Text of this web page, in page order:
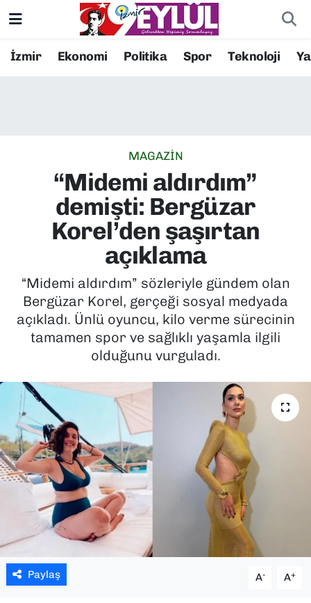
İzmir Ekonomi Politika Spor Teknoloji
MAGAZİN
“Midemi aldırdım”
demişti: Bergüzar
Korel’den şaşırtan
açıklama
“Midemi aldırdım” sözleriyle gündem olan
Bergüzar Korel, gerçeği sosyal medyada
açıkladı. Ünlü oyuncu, kilo verme sürecinin
tamamen spor ve sağlıklı yaşamla ilgili
olduğunu vurguladı.
Paylaş A- A+
Resmi İlanlar
EKONOMİ
KÜLTÜR SANAT
POLİTİKA
SAĞLIK
TEKNOLOJİ
YAŞAM
YEREL YÖNETİMLER
Konak Nöbetçi Eczaneler
Süper Lig Puan Durumu ve Fikstür
Tüm Manşetler
Son Dakika Haberleri
Haber Arşivi